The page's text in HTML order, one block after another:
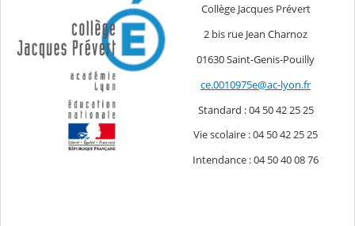
Collège Jacques Prévert
2 bis rue Jean Charnoz
01630 Saint-Genis-Pouilly
ce.0010975e@ac-lyon.fr
Standard : 04 50 42 25 25
Vie scolaire : 04 50 42 25 25
Intendance : 04 50 40 08 76